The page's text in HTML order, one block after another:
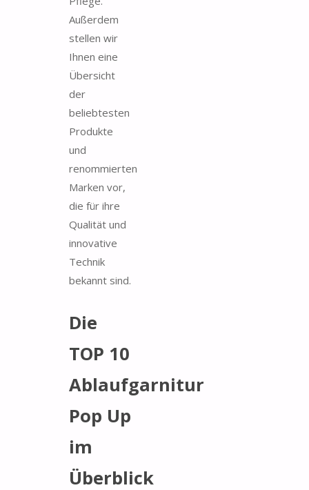
Außerdem
stellen wir
Ihnen eine
Übersicht
der
beliebtesten
Produkte
und
renommierten
Marken vor,
die für ihre
Qualität und
innovative
Technik
bekannt sind.
Die
TOP 10
Ablaufgarnitur
Pop Up
im
Überblick